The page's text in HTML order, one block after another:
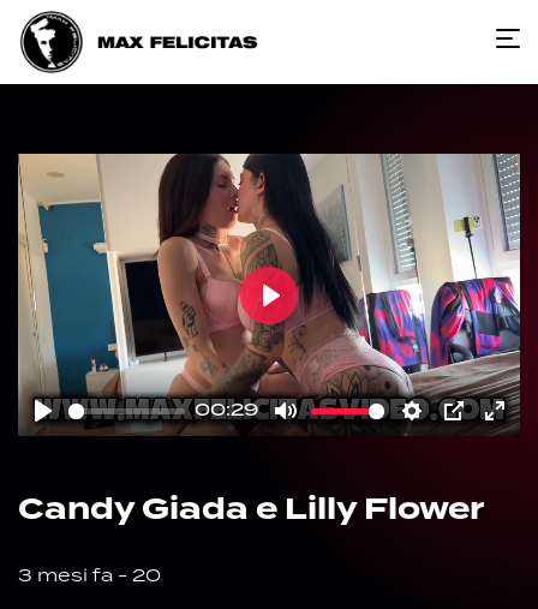
Play
00:29
Mute
Settings
PIP
Play
Candy Giada e Lilly Flower
3 mesi fa - 20